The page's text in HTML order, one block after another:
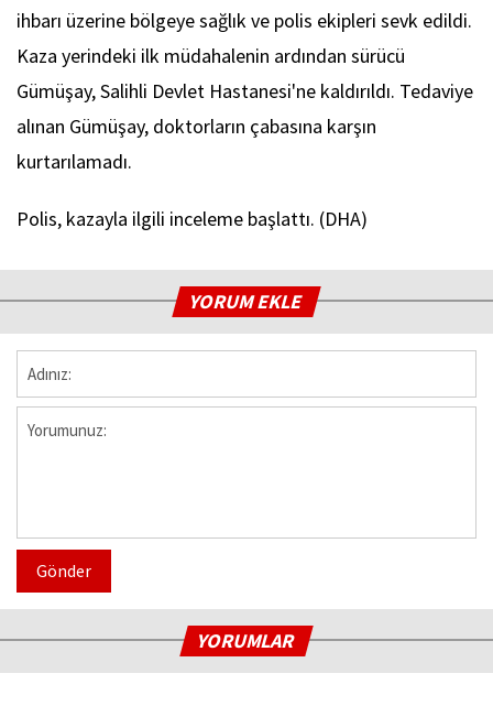
ihbarı üzerine bölgeye sağlık ve polis ekipleri sevk edildi.
Kaza yerindeki ilk müdahalenin ardından sürücü
Gümüşay, Salihli Devlet Hastanesi'ne kaldırıldı. Tedaviye
alınan Gümüşay, doktorların çabasına karşın
kurtarılamadı.
Polis, kazayla ilgili inceleme başlattı. (DHA)
YORUM EKLE
Gönder
YORUMLAR